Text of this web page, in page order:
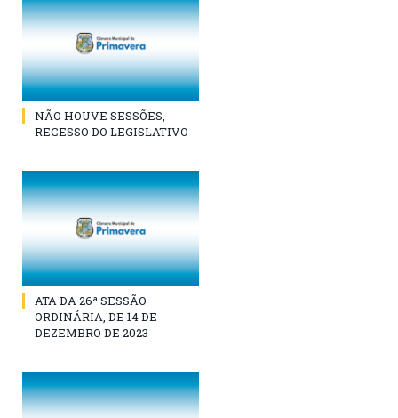
NÃO HOUVE SESSÕES,
RECESSO DO LEGISLATIVO
ATA DA 26ª SESSÃO
ORDINÁRIA, DE 14 DE
DEZEMBRO DE 2023